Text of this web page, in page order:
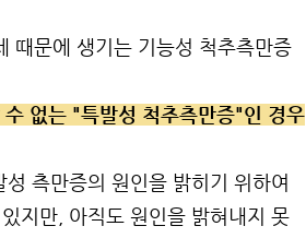
때문에 생기는 기능성 척추측만증
없는 "특발성 척추측만증"인 경우
측만증의 원인을 밝히기 위하여
지만, 아직도 원인을 밝혀내지 못